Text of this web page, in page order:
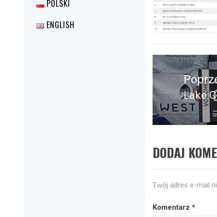
POLSKI
ENGLISH
Nawigacja
wpisu
wpis:
Lake
DODAJ
Twój adres e-mail
Komentarz *